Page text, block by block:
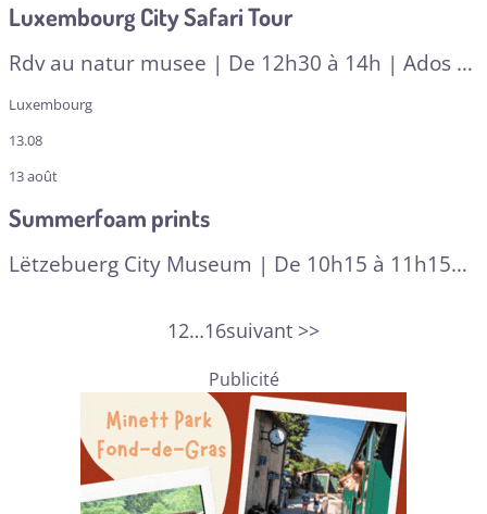
Luxembourg City Safari Tour
Rdv au natur musee | De 12h30 à 14h | Ados et
adultes | En lux
Luxembourg
13.08
13 août
Summerfoam prints
Lëtzebuerg City Museum | De 10h15 à 11h15
| A RESERVER
12…16suivant >>
Publicité